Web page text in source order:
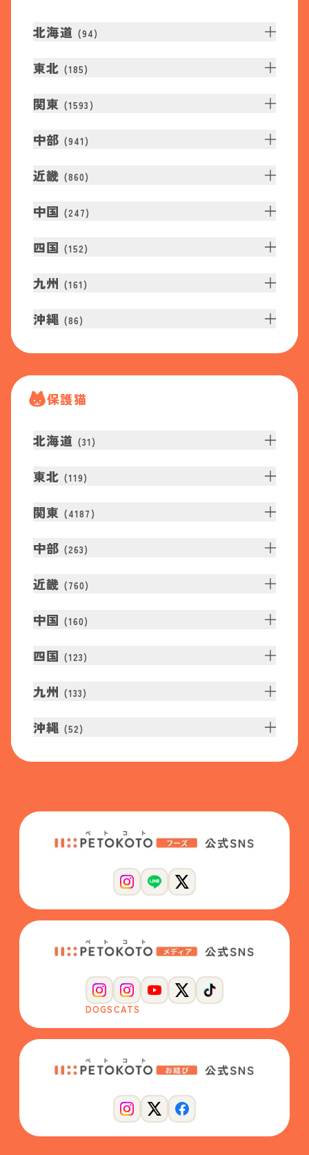
北海道 (94)
東北 (185)
関東 (1593 )
中部 (941 )
近畿 (860)
中国 (247)
四国 (152)
九州 (161 )
沖縄 (86)
保護猫
北海道 (31 )
東北 (119)
関東 (4187 )
中部 (263)
近畿 (760)
中国 (160)
四国 (123)
九州 (133)
沖縄 (52)
DOGSCATS